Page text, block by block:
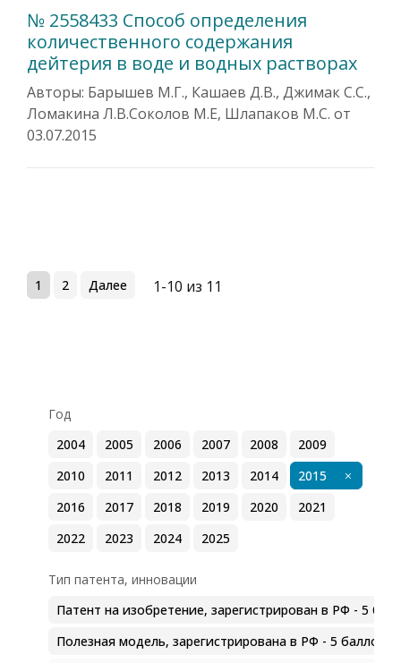
№ 2558433 Способ определения
количественного содержания
дейтерия в воде и водных растворах
Авторы: Барышев М.Г., Кашаев Д.В., Джимак С.С.,
Ломакина Л.В.Соколов М.Е, Шлапаков М.С. от
03.07.2015
1 2 Далее 1-10 из 11
Год
2004
2005 2006 2007 2008
2009
2010
2011 2012 2013 2014
2015
2016
2017 2018 2019 2020
2021
2022
2023 2024 2025
Тип патента, инновации
Патент на изобретение, зарегистрирован в РФ - 5
Полезная модель, зарегистрирована в РФ - 5 баллов